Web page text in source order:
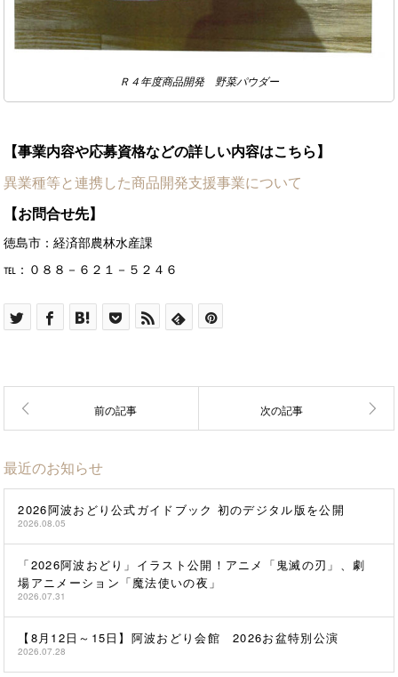
Ｒ４年度商品開発 野菜パウダー
【事業内容や応募資格などの詳しい内容はこちら】
異業種等と連携した商品開発支援事業について
【お問合せ先】
徳島市：経済部農林水産課
℡：０８８－６２１－５２４６
最近のお知らせ
2026阿波おどり公式ガイドブック 初のデジタル版を公開
2026.08.05
「2026阿波おどり」イラスト公開！アニメ「鬼滅の刃」、劇
場アニメーション「魔法使いの夜」
2026.07.31
【8月12日～15日】阿波おどり会館 2026お盆特別公演
2026.07.28